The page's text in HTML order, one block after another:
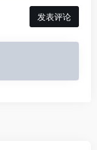
发表评论